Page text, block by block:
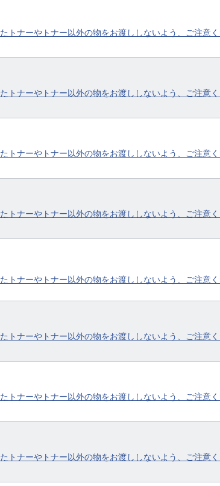
ナーやトナー以外の物をお渡ししないよう、ご注意く
ナーやトナー以外の物をお渡ししないよう、ご注意く
ナーやトナー以外の物をお渡ししないよう、ご注意く
ナーやトナー以外の物をお渡ししないよう、ご注意く
トナーやトナー以外の物をお渡ししないよう、ご注意
ナーやトナー以外の物をお渡ししないよう、ご注意く
ナーやトナー以外の物をお渡ししないよう、ご注意く
ナーやトナー以外の物をお渡ししないよう、ご注意く